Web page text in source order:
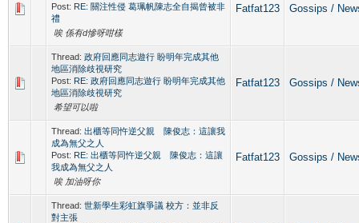
Post: RE: 關注性侵 葛珮帆陳志全自揭曾被非
禮
唉 係有d慘呀咁樣
Fatfat123 Gossips /
Thread: 政府回應同志遊行 盼明年完成其他
地區消除歧視研究
Post: RE: 政府回應同志遊行 盼明年完成其他
地區消除歧視研究
希望可以啦
Fatfat123 Gossips /
Thread: 出櫃等同忤逆父親 陳俊志：這讓我
成為無父之人
Post: RE: 出櫃等同忤逆父親 陳俊志：這讓
我成為無父之人
唉 加油呀你
Fatfat123 Gossips /
Thread: 世新學生彩虹旗爭議 校方：並非反
對主張